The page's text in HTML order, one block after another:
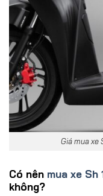
Giá mua xe
Có nên mua xe Sh
không?